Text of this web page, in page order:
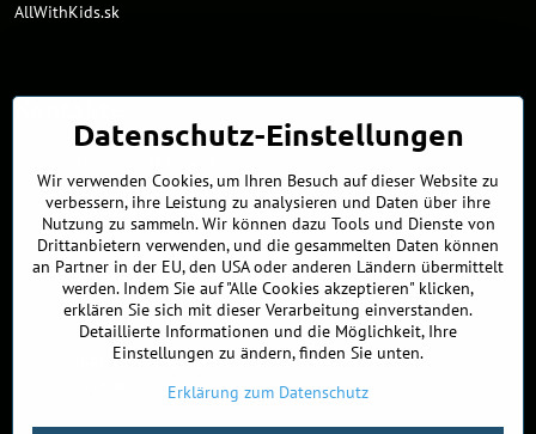
AllWithKids.sk
Kontakte
+421 902 255 255
Showroom
Nádražná 34/A
90027 Ivánka pri Dunaji
Slowakei
ÖFFNUNGSZEITEN
9:00 - 16:00
Datenschutz-Einstellungen
Wir verwenden Cookies, um Ihren Besuch auf dieser Website zu
verbessern, ihre Leistung zu analysieren und Daten über ihre
Nutzung zu sammeln. Wir können dazu Tools und Dienste von
Drittanbietern verwenden, und die gesammelten Daten können
an Partner in der EU, den USA oder anderen Ländern übermittelt
werden. Indem Sie auf "Alle Cookies akzeptieren" klicken,
erklären Sie sich mit dieser Verarbeitung einverstanden.
Detaillierte Informationen und die Möglichkeit, Ihre
Einstellungen zu ändern, finden Sie unten.
Erklärung zum Datenschutz